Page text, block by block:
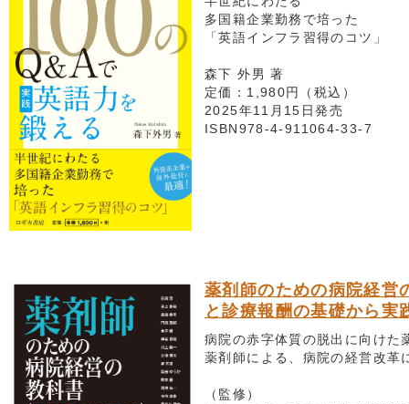
多国籍企業勤務で培った
「英語インフラ習得のコツ」
森下 外男 著
定価：1,980円（税込）
2025年11月15日発売
ISBN978-4-911064-33-7
薬剤師のための病院経
と診療報酬の基礎から実
病院の赤字体質の脱出に向けた
薬剤師による、病院の経営改革
（監修）